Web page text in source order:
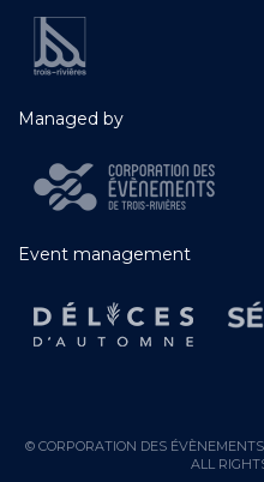
Managed by
Event management
© CORPORATION DES
ALL